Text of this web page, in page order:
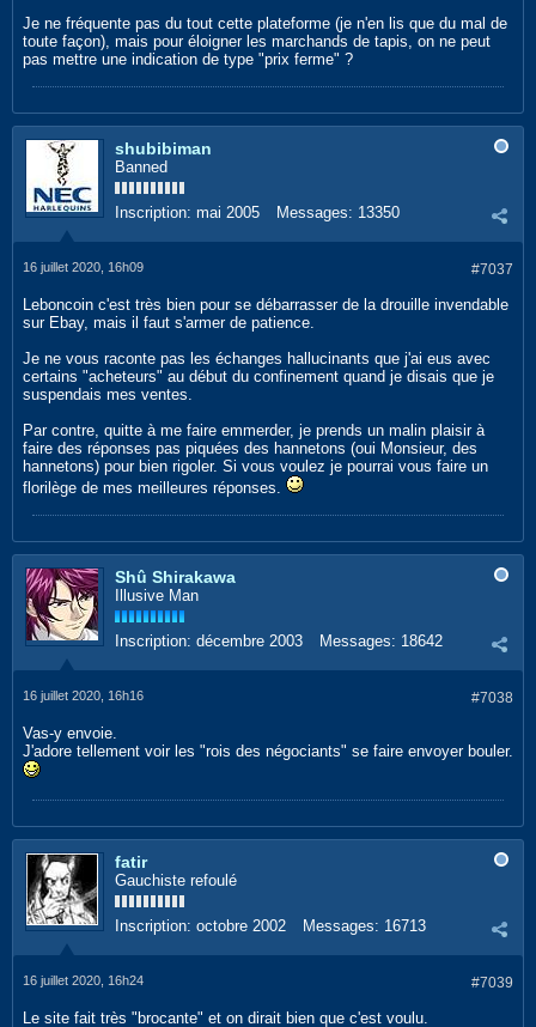
Je ne fréquente pas du tout cette plateforme (je n'en lis que du mal de
toute façon), mais pour éloigner les marchands de tapis, on ne peut
pas mettre une indication de type "prix ferme" ?
shubibiman
Banned
Inscription: mai 2005 Messages: 13350
#7037
16 juillet 2020, 16h09
Leboncoin c'est très bien pour se débarrasser de la drouille invendable
sur Ebay, mais il faut s'armer de patience.
Je ne vous raconte pas les échanges hallucinants que j'ai eus avec
certains "acheteurs" au début du confinement quand je disais que je
suspendais mes ventes.
Par contre, quitte à me faire emmerder, je prends un malin plaisir à
faire des réponses pas piquées des hannetons (oui Monsieur, des
hannetons) pour bien rigoler. Si vous voulez je pourrai vous faire un
florilège de mes meilleures réponses.
Shû Shirakawa
Illusive Man
Inscription: décembre 2003 Messages: 18642
#7038
16 juillet 2020, 16h16
Vas-y envoie.
J'adore tellement voir les "rois des négociants" se faire envoyer bouler.
fatir
Gauchiste refoulé
Inscription: octobre 2002 Messages: 16713
#7039
16 juillet 2020, 16h24
Le site fait très "brocante" et on dirait bien que c'est voulu.